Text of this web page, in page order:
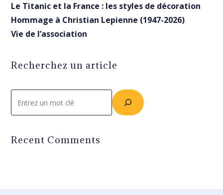
Le Titanic et la France : les styles de décoration
Hommage à Christian Lepienne (1947-2026)
Vie de l’association
Recherchez un article
Recent Comments